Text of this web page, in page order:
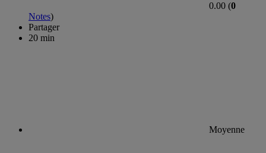
0.00 (0
Notes)
Partager
20 min
Moyenne